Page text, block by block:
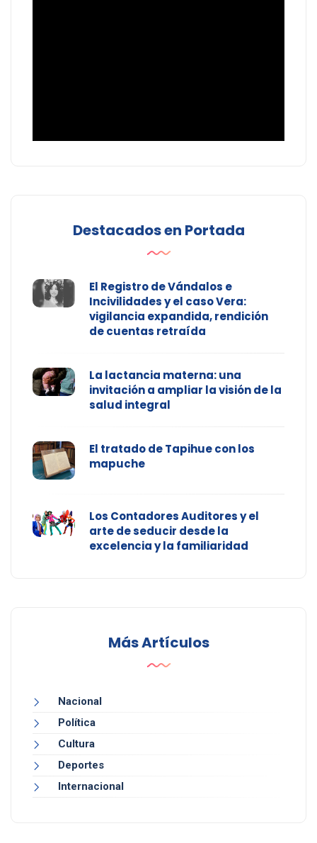
Destacados en Portada
El Registro de Vándalos e
Incivilidades y el caso Vera:
vigilancia expandida, rendición
de cuentas retraída
La lactancia materna: una
invitación a ampliar la visión de la
salud integral
El tratado de Tapihue con los
mapuche
Los Contadores Auditores y el
arte de seducir desde la
excelencia y la familiaridad
Más Artículos
Nacional
Política
Cultura
Deportes
Internacional